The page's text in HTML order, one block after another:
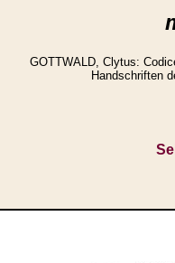
GOTTWALD, Clytus:
Handschriften